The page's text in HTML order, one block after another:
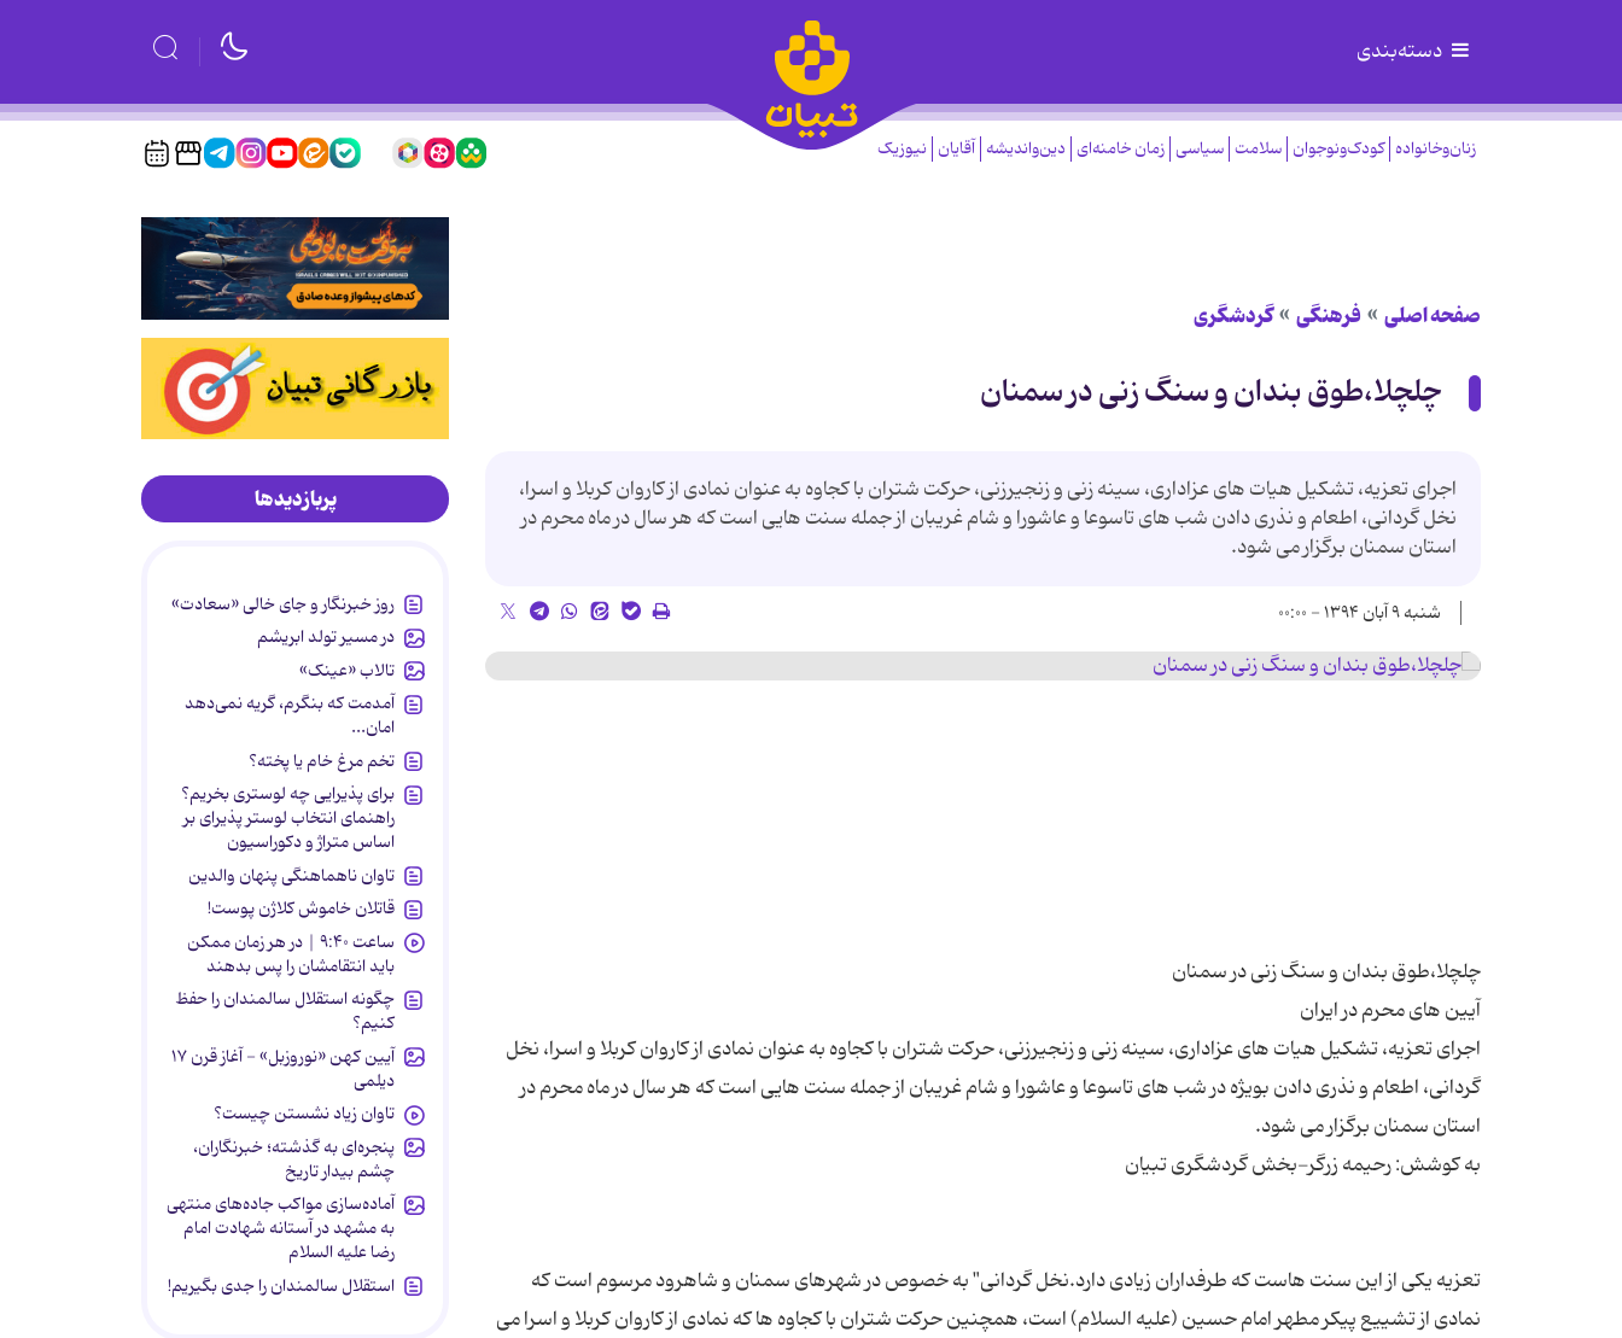
دسته‌بندی
زنان‌وخانواده کودک‌ونوجوان سلامت سیاسی زمان خامنه‌ای دین‌واندیشه آقایان نیوزیک
صفحه اصلی فرهنگی گردشگری
چلچلا،طوق بندان و سنگ زنی در سمنان
اجرای تعزیه، تشکیل هیات های عزاداری، سینه زنی و زنجیرزنی، حرکت شتران با کجاوه به عنوان نمادی از کاروان کربلا و اسرا،
نخل گردانی، اطعام و نذری دادن شب های تاسوعا و عاشورا و شام غریبان از جمله سنت هایی است که هر سال در ماه محرم در
استان سمنان برگزار می شود.
شنبه ۹ آبان ۱۳۹۴ - ۰۰:۰۰
اجرای تعزیه، تشکیل هیات های عزاداری، سینه زنی و زنجیرزنی، حرکت شتران با کجاوه به عنوان نمادی از کاروان کربلا و اسرا، نخل
گردانی، اطعام و نذری دادن بویژه در شب های تاسوعا و عاشورا و شام غریبان از جمله سنت هایی است که هر سال در ماه محرم در
تعزیه یکی از این سنت هاست که طرفداران زیادی دارد.نخل گردانی" به خصوص در شهرهای سمنان و شاهرود مرسوم است که
نمادی از تشییع پیکر مطهر امام حسین (علیه السلام) است، همچنین حرکت شتران با کجاوه ها که نمادی از کاروان کربلا و اسرا می
پربازدیدها
روز خبرنگار و جای خالی «سعادت»
در مسیر تولد ابریشم
تالاب «عینک»
آمدمت که بنگرم، گریه نمی‌دهد
امان...
تخم مرغ خام یا پخته؟
برای پذیرایی چه لوستری بخریم؟
راهنمای انتخاب لوستر پذیرای بر
اساس متراژ و دکوراسیون
تاوان ناهماهنگی پنهان والدین
قاتلان خاموش کلاژن پوست!
ساعت ۹:۴۰ | در هر زمان ممکن
باید انتقامشان را پس بدهند
چگونه استقلال سالمندان را حفظ
کنیم؟
آیین کهن «نوروزبل» - آغاز قرن ۱۷
دیلمی
تاوان زیاد نشستن چیست؟
پنجره‌ای به گذشته؛ خبرنگاران،
چشم بیدار تاریخ
آماده‌سازی مواکب جاده‌های منتهی
به مشهد در آستانه شهادت امام
رضا علیه السلام
استقلال سالمندان را جدی بگیریم!